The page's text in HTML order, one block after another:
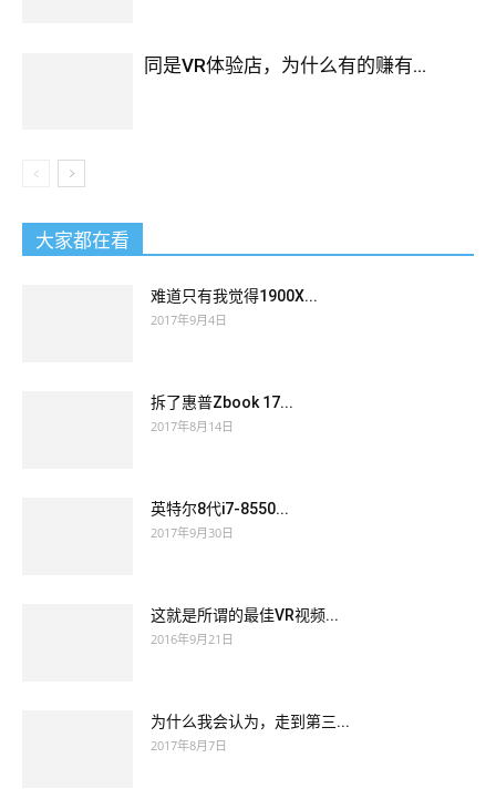
同是VR体验店，为什么有的赚有...
大家都在看
难道只有我觉得1900X...
2017年9月4日
拆了惠普Zbook 17...
2017年8月14日
英特尔8代i7-8550...
2017年9月30日
这就是所谓的最佳VR视频...
2016年9月21日
为什么我会认为，走到第三...
2017年8月7日